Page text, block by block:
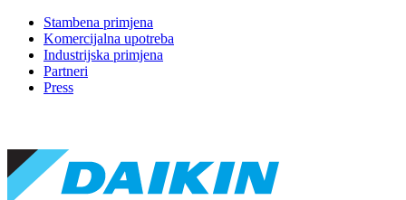
Stambena primjena
Komercijalna upotreba
Industrijska primjena
Partneri
Press